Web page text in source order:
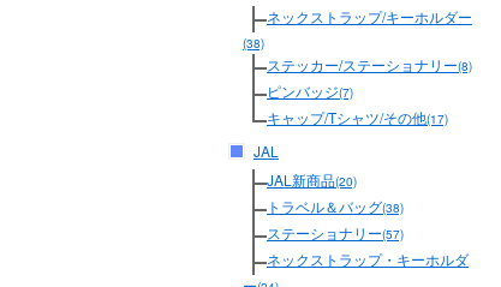
ネックストラップ/キーホルダー
(38)
ステッカー/ステーショナリー(8)
ピンバッジ(7)
キャップ/Tシャツ/その他(17)
JAL
JAL新商品(20)
トラベル＆バッグ(38)
ステーショナリー(57)
ネックストラップ・キーホルダ